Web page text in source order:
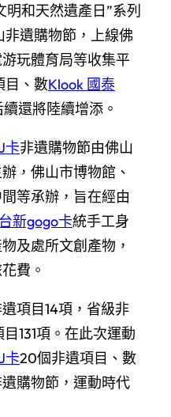
和天然遺產日”系列
非遺購物節，上線佛
玩體育局等收集平
目、數Klook 國泰
還將陸續增添。
卡非遺購物節由佛山
，佛山市博物館、
等承辦，旨在經由
新gogo卡統手工身
及處所文創產物，
費。
項目14項，省級非
131項。在此次運動
卡20個非遺項目、數
購物節，運動時代